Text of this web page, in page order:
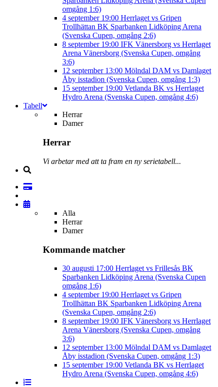
omgång 1:6)
4 september 19:00 Herrlaget vs Gripen
Trollhättan BK Sparbanken Lidköping Arena
(Svenska Cupen, omgång 2:6)
8 september 19:00 IFK Vänersborg vs Herrlaget
Arena Vänersborg (Svenska Cupen, omgång
3:6)
12 september 13:00 Mölndal DAM vs Damlaget
Åby isstadion (Svenska Cupen, omgång 1:3)
15 september 19:00 Vetlanda BK vs Herrlaget
Hydro Arena (Svenska Cupen, omgång 4:6)
Tabell
Herrar
Damer
Herrar
Vi arbetar med att ta fram en ny serietabell...
Alla
Herrar
Damer
Kommande matcher
30 augusti 17:00 Herrlaget vs Frillesås BK
Sparbanken Lidköping Arena (Svenska Cupen
omgång 1:6)
4 september 19:00 Herrlaget vs Gripen
Trollhättan BK Sparbanken Lidköping Arena
(Svenska Cupen, omgång 2:6)
8 september 19:00 IFK Vänersborg vs Herrlaget
Arena Vänersborg (Svenska Cupen, omgång
3:6)
12 september 13:00 Mölndal DAM vs Damlaget
Åby isstadion (Svenska Cupen, omgång 1:3)
15 september 19:00 Vetlanda BK vs Herrlaget
Hydro Arena (Svenska Cupen, omgång 4:6)